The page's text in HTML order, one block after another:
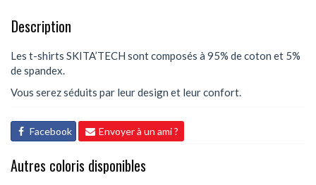
Description
Les t-shirts SKITA’TECH sont composés à 95% de coton et 5%
de spandex.
Vous serez séduits par leur design et leur confort.
Facebook Envoyer à un ami ?
Autres coloris disponibles